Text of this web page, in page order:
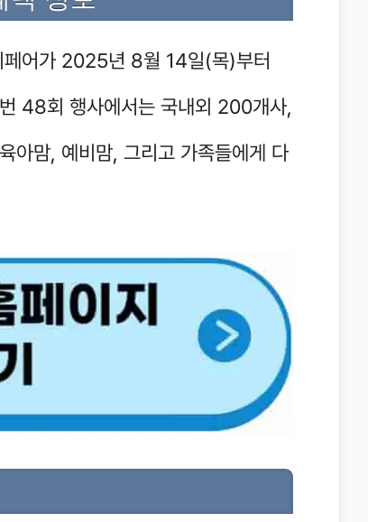
페어가 2025년 8월 14일(목)부터
48회 행사에서는 국내외 200개사,
아맘, 예비맘, 그리고 가족들에게 다